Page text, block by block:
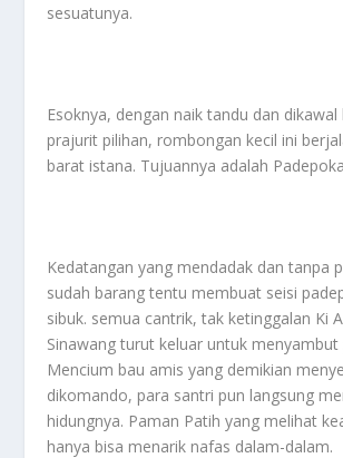
sesuatunya.
Esoknya, dengan naik tandu dan dikawal
prajurit pilihan, rombongan kecil ini
barat istana. Tujuannya adalah
Kedatangan yang mendadak dan tanpa
sudah barang tentu membuat seisi
sibuk. semua cantrik, tak ketinggalan Ki
Sinawang turut keluar untuk
Mencium bau amis yang demikian
dikomando, para santri pun langsung
hidungnya. Paman Patih yang melihat
hanya bisa menarik nafas dalam-dalam.